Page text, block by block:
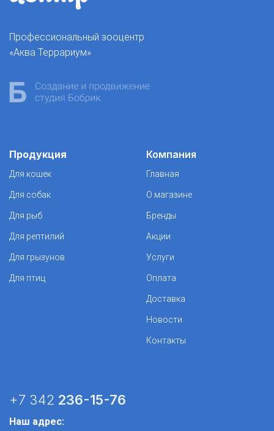
Профессиональный зооцентр
«Аква Террариум»
Продукция
Для кошек
Для собак
Для рыб
Для рептилий
Для грызунов
Для птиц
Компания
Главная
О магазине
Бренды
Акции
Услуги
Оплата
Доставка
Новости
Контакты
+7 342 236-15-76
Наш адрес: